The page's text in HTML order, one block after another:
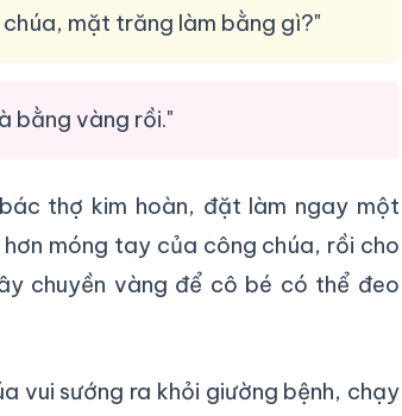
mặt trăng làm bằng gì?"
bằng vàng rồi."
thợ kim hoàn, đặt làm ngay một
móng tay của công chúa, rồi cho
chuyền vàng để cô bé có thể đeo
vui sướng ra khỏi giường bệnh, chạy